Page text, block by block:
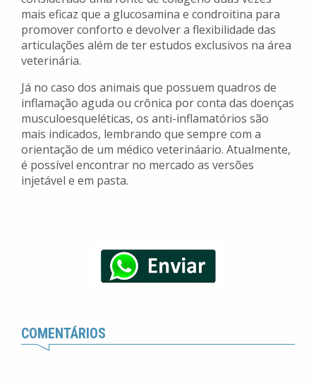
mais eficaz que a glucosamina e condroitina para
promover conforto e devolver a flexibilidade das
articulações além de ter estudos exclusivos na área
veterinária.
Já no caso dos animais que possuem quadros de
inflamação aguda ou crônica por conta das doenças
musculoesqueléticas, os anti-inflamatórios são
mais indicados, lembrando que sempre com a
orientação de um médico veterináario. Atualmente,
é possível encontrar no mercado as versões
injetável e em pasta.
COMENTÁRIOS